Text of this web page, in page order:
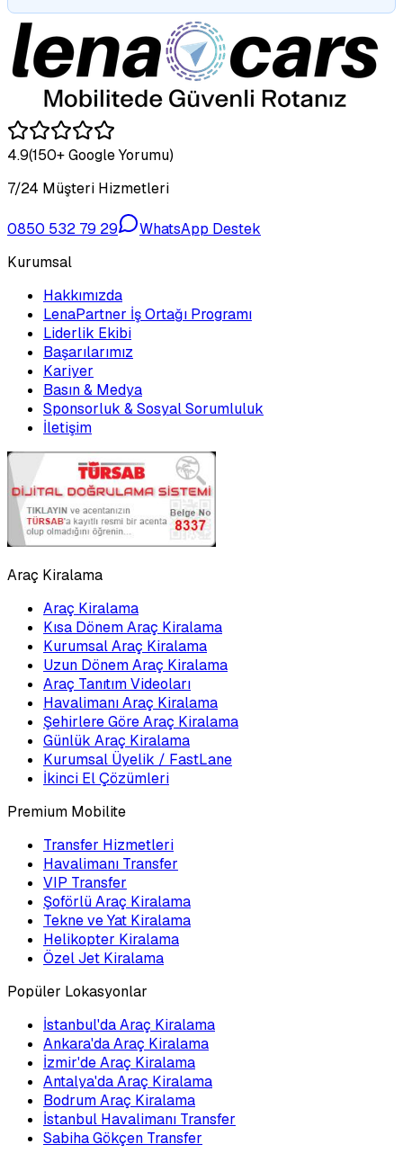
4.9(150+ Google Yorumu)
7/24 Müşteri Hizmetleri
0850 532 79 29
WhatsApp Destek
Kurumsal
Hakkımızda
LenaPartner İş Ortağı Programı
Liderlik Ekibi
Başarılarımız
Kariyer
Basın & Medya
Sponsorluk & Sosyal Sorumluluk
İletişim
Araç Kiralama
Araç Kiralama
Kısa Dönem Araç Kiralama
Kurumsal Araç Kiralama
Uzun Dönem Araç Kiralama
Araç Tanıtım Videoları
Havalimanı Araç Kiralama
Şehirlere Göre Araç Kiralama
Günlük Araç Kiralama
Kurumsal Üyelik / FastLane
İkinci El Çözümleri
Premium Mobilite
Transfer Hizmetleri
Havalimanı Transfer
VIP Transfer
Şoförlü Araç Kiralama
Tekne ve Yat Kiralama
Helikopter Kiralama
Özel Jet Kiralama
Popüler Lokasyonlar
İstanbul'da Araç Kiralama
Ankara'da Araç Kiralama
İzmir'de Araç Kiralama
Antalya'da Araç Kiralama
Bodrum Araç Kiralama
İstanbul Havalimanı Transfer
Sabiha Gökçen Transfer